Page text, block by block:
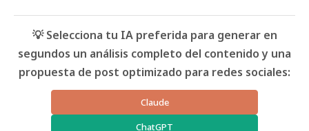
💡 Selecciona tu IA preferida para generar en
segundos un análisis completo del contenido y una
propuesta de post optimizado para redes sociales:
Claude
ChatGPT